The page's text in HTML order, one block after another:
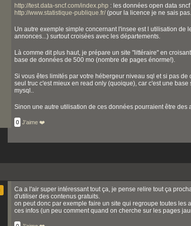
http://test.data-sncf.com/index.php : les données open data
http://www.statistique-publique.fr/(pour la licence je ne sais
Un autre exemple simple concernant l'insee est l utilisation de
annonces...) surtout croisées avec les départements.
Là comme dit plus haut, je prépare un site "littéraire" en
base de données de 500 mo (nombre de pages énorme!).
Si vous êtes limités par votre hébergeur niveau sql et si pas
seul truc c'est mieux en read only (quoique), car c'est une
mysql..
Sinon une autre utilisation de ces données pourraient être
0 J'aime ❤️
Ca a l'air super intéressant tout ça, je pense relire tout ça
d'utiliser des contenus gratuits.
on peut donc par exemple faire un site qui regroupe toutes les
ces infos (un peu comment quand on cherche sur les pages